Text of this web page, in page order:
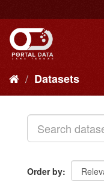
to
content
Datasets
Order by